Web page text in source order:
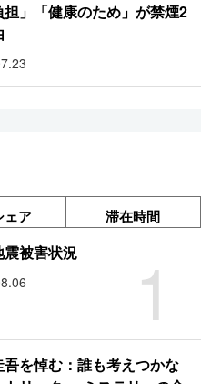
担」「健康のため」が禁煙2
ェア 滞在時間
1
震被害状況
吾を悼む：誰も考えつかな